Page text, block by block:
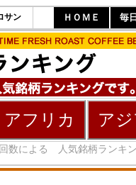
サン 毎
ＨＯＭＥ
アフリカ ア
数による 人気銘柄ランキ